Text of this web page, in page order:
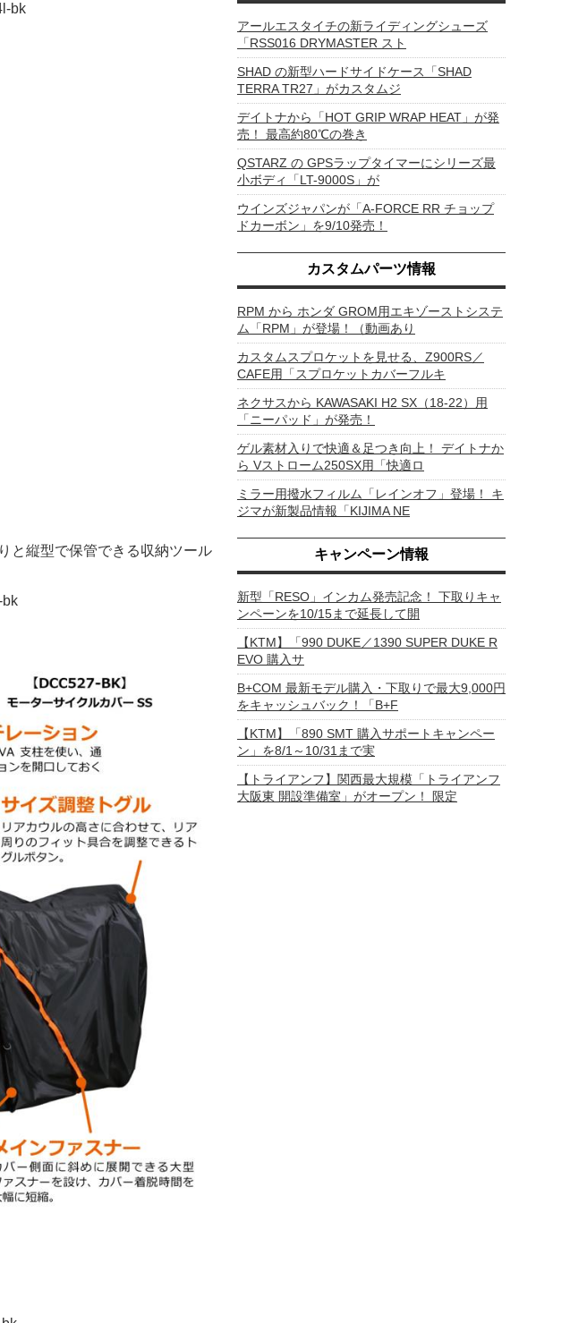
bk
と縦型で保管できる収納ツール
bk
アールエスタイチの新ライディングシューズ
「RSS016 DRYMASTER スト
SHAD の新型ハードサイドケース「SHAD
TERRA TR27」がカスタムジ
デイトナから「HOT GRIP WRAP HEAT」が発
売！ 最高約80℃の巻き
QSTARZ の GPSラップタイマーにシリーズ最
小ボディ「LT-9000S」が
ウインズジャパンが「A-FORCE RR チョップ
ドカーボン」を9/10発売！
カスタムパーツ情報
RPM から ホンダ GROM用エキゾーストシステ
ム「RPM」が登場！（動画あり
カスタムスプロケットを見せる、Z900RS／
CAFE用「スプロケットカバーフルキ
ネクサスから KAWASAKI H2 SX（18-22）用
「ニーパッド」が発売！
ゲル素材入りで快適＆足つき向上！ デイトナか
ら Vストローム250SX用「快適ロ
ミラー用撥水フィルム「レインオフ」登場！ キ
ジマが新製品情報「KIJIMA NE
キャンペーン情報
新型「RESO」インカム発売記念！ 下取りキャ
ンペーンを10/15まで延長して開
【KTM】「990 DUKE／1390 SUPER DUKE R
EVO 購入サ
B+COM 最新モデル購入・下取りで最大9,000円
をキャッシュバック！「B+F
【KTM】「890 SMT 購入サポートキャンペー
ン」を8/1～10/31まで実
【トライアンフ】関西最大規模「トライアンフ
大阪東 開設準備室」がオープン！ 限定